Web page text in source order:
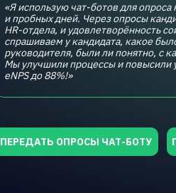
ПЕРЕДАТЬ ОПРОСЫ ЧАТ-БОТУ
«Я использую чат-ботов для
и пробных дней. Через опросы
HR-отдела, и удовлетворённость
спрашиваем у кандидата, какое
руководителя, были ли понятно, с
Мы улучшили процессы и повысили
eNPS до 88%!»